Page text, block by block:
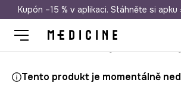
Doprava zdarma při nákupu nad
Kupón –15 % v aplikaci. Stáhněte si apku
Tento produkt je momentálně